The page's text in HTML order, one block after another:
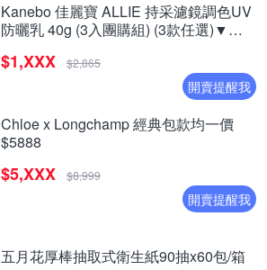
Kanebo 佳麗寶 ALLIE 持采濾鏡調色UV
防曬乳 40g (3入團購組) (3款任選)▼超
$1,XXX $2,865
開賣提醒我
Chloe x Longchamp 經典包款均一價
$5888
$5,XXX $8,999
開賣提醒我
五月花厚棒抽取式衛生紙90抽x60包/箱